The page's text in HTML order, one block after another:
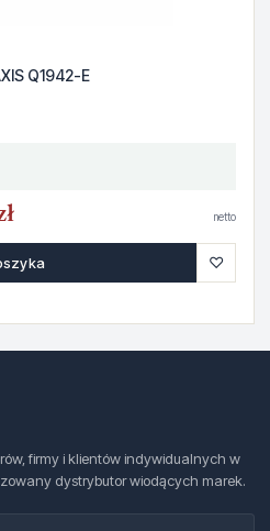
Q1942-E
netto
♡
firmy i klientów indywidualnych w
dystrybutor wiodących marek.